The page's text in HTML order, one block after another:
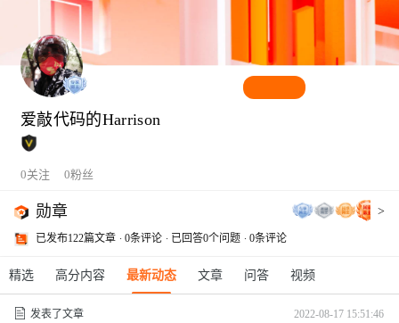
爱敲代码的Harrison
0关注 0粉丝
勋章 >
已发布122篇文章 0条评论 已回答0个问题 0条评论
精选 高分内容 最新动态 文章 问答 视频
发表了文章 2022-08-17 15:51:46